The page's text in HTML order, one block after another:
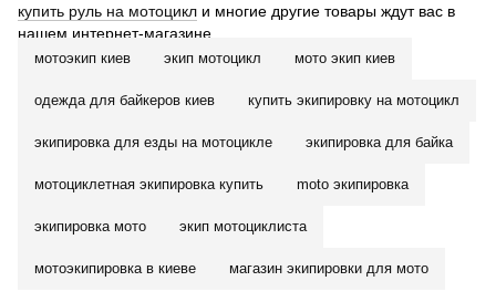
купить руль на мотоцикл и многие другие товары ждут вас в
нашем интернет-магазине.
мотоэкип киев экип мотоцикл мото экип киев
одежда для байкеров киев купить экипировку на мотоцикл
экипировка для езды на мотоцикле экипировка для байка
мотоциклетная экипировка купить moto экипировка
экипировка мото экип мотоциклиста
мотоэкипировка в киеве магазин экипировки для мото